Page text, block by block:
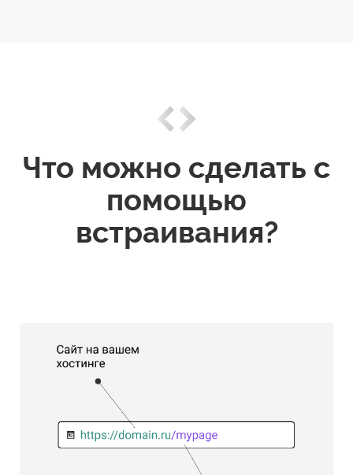
Что можно сделать с
помощью
встраивания?